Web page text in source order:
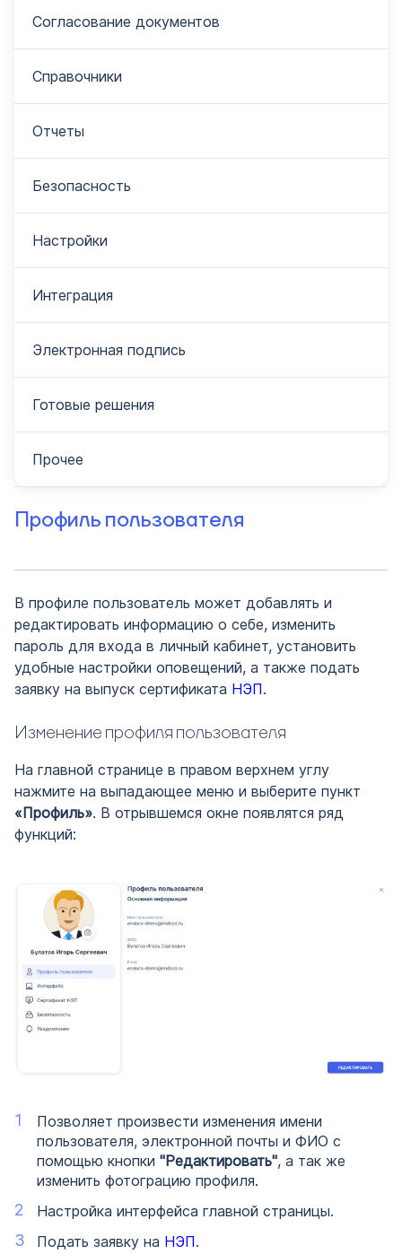
Согласование документов
Справочники
Отчеты
Безопасность
Настройки
Интеграция
Электронная подпись
Готовые решения
Прочее
Профиль пользователя
В профиле пользователь может добавлять и
редактировать информацию о себе, изменить
пароль для входа в личный кабинет, установить
удобные настройки оповещений, а также подать
заявку на выпуск сертификата НЭП.
Изменение профиля пользователя
На главной странице в правом верхнем углу
нажмите на выпадающее меню и выберите пункт
«Профиль». В отрывшемся окне появлятся ряд
функций:
Позволяет произвести изменения имени
пользователя, электронной почты и ФИО с
помощью кнопки "Редактировать", а так же
изменить фотограцию профиля.
Настройка интерфейса главной страницы.
Подать заявку на НЭП.